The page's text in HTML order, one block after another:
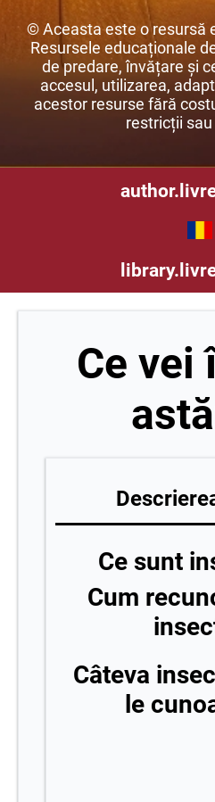
© Aceasta este o resursă
Resursele educaționale
de predare, învățare și
accesul, utilizarea,
acestor resurse fără
restricții
Ce vei
Ce sunt
Cum
Câteva
le